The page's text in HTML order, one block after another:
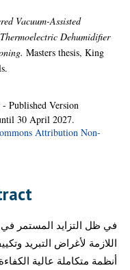
Vacuum-Assisted
Dehumidifier
Masters thesis, King
- Published Version
30 April 2027.
Attribution Non-
في ظل التزايد المستمر في
اللازمة لأغراض التبريد
أنظمة متكاملة عالية